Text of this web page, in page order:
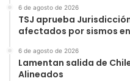
6 de agosto de 2026
TSJ aprueba
afectados por sismos
6 de agosto de 2026
Lamentan salida de
Alineados